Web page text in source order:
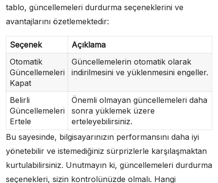
tablo, güncellemeleri durdurma seçeneklerini ve
avantajlarını özetlemektedir:
Seçenek
Açıklama
Otomatik
Güncellemeleri
Kapat
Güncellemelerin otomatik olarak
indirilmesini ve yüklenmesini engeller.
Belirli
Güncellemeleri
Ertele
Önemli olmayan güncellemeleri daha
sonra yüklemek üzere
erteleyebilirsiniz.
Bu sayesinde, bilgisayarınızın performansını daha iyi
yönetebilir ve istemediğiniz sürprizlerle karşılaşmaktan
kurtulabilirsiniz. Unutmayın ki, güncellemeleri durdurma
seçenekleri, sizin kontrolünüzde olmalı. Hangi